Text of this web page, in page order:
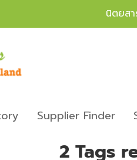
นิตยสา
Supplier Finder
2 Tags